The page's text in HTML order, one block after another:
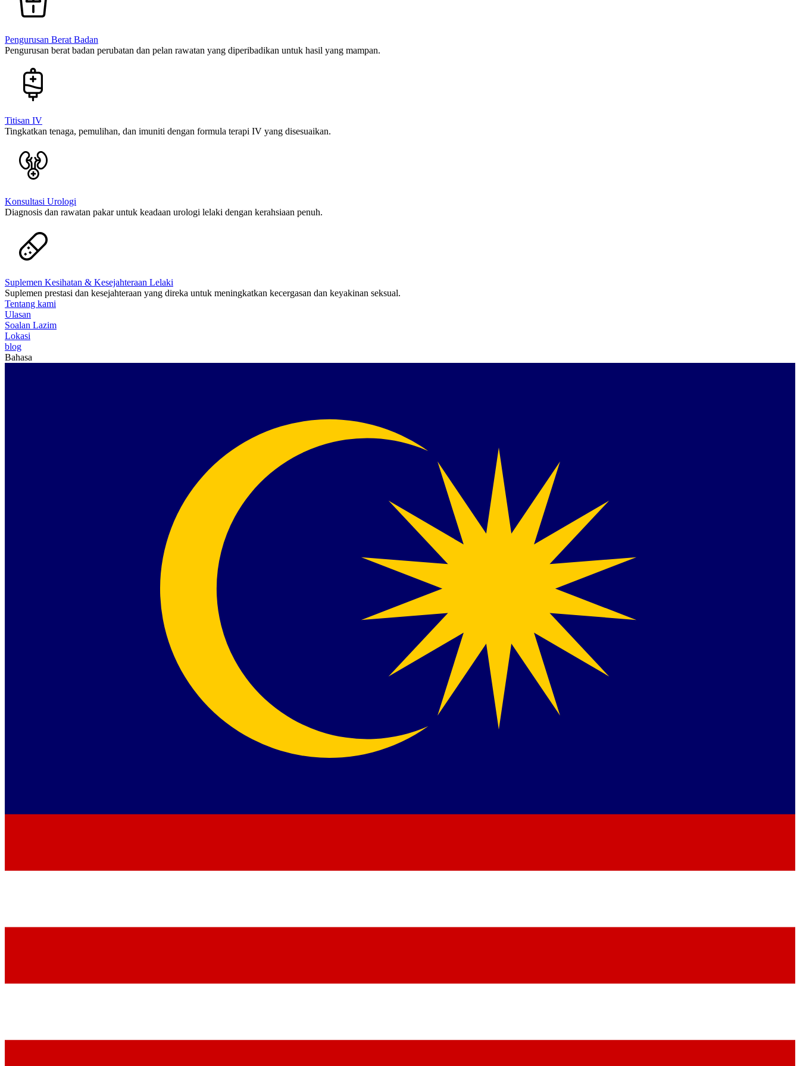
Pengurusan Berat Badan
Pengurusan berat badan perubatan dan pelan rawatan yang diperibadikan untuk hasil yang mampan.
Titisan IV
Tingkatkan tenaga, pemulihan, dan imuniti dengan formula terapi IV yang disesuaikan.
Konsultasi Urologi
Diagnosis dan rawatan pakar untuk keadaan urologi lelaki dengan kerahsiaan penuh.
Suplemen Kesihatan & Kesejahteraan Lelaki
Suplemen prestasi dan kesejahteraan yang direka untuk meningkatkan kecergasan dan keyakinan seksual.
Tentang kami
Ulasan
Soalan Lazim
Lokasi
blog
Bahasa